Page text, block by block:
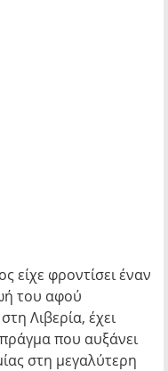
είχε φροντίσει έναν
του αφού
Λιβερία, έχει
πράγμα που αυξάνει
στη μεγαλύτερη